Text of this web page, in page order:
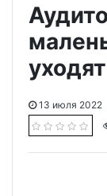
13 июля 2022